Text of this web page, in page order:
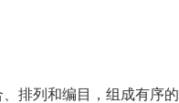
排列和编目，组成有序的